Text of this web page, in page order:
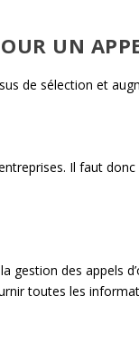
UN
de sélection et
Il faut
gestion des appels
toutes les